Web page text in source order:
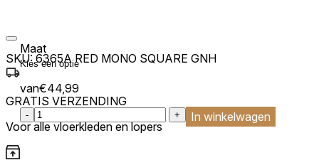
Maat
van€44,99
:product_name quantity
- + In winkelwagen
SKU: 6365A RED MONO SQUARE GNH
GRATIS VERZENDING
Voor alle vloerkleden en lopers